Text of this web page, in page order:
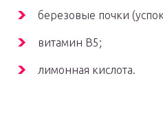
березовые почки
витамин В5;
лимонная кислота.